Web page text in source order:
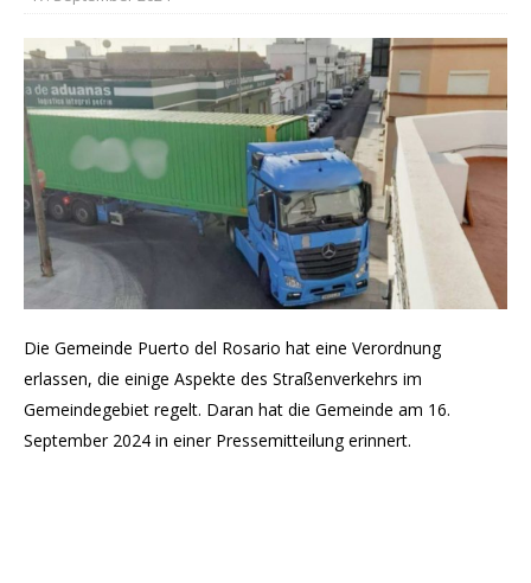
Die Gemeinde Puerto del Rosario hat eine Verordnung
erlassen, die einige Aspekte des Straßenverkehrs im
Gemeindegebiet regelt. Daran hat die Gemeinde am 16.
September 2024 in einer Pressemitteilung erinnert.